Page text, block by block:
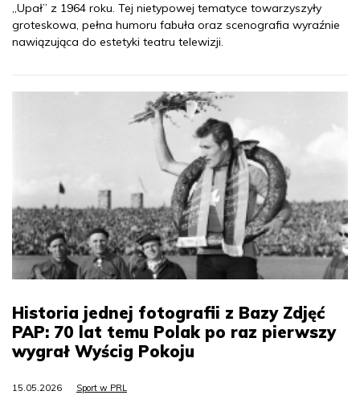
„Upał” z 1964 roku. Tej nietypowej tematyce towarzyszyły
groteskowa, pełna humoru fabuła oraz scenografia wyraźnie
nawiązująca do estetyki teatru telewizji.
Historia jednej fotografii z Bazy Zdjęć
PAP: 70 lat temu Polak po raz pierwszy
wygrał Wyścig Pokoju
15.05.2026 Sport w PRL